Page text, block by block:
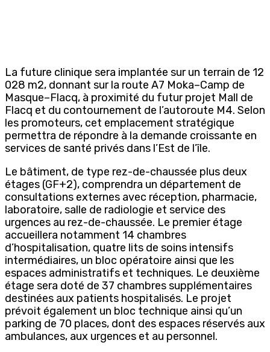
La future clinique sera implantée sur un terrain de 12
028 m2, donnant sur la route A7 Moka–Camp de
Masque–Flacq, à proximité du futur projet Mall de
Flacq et du contournement de l’autoroute M4. Selon
les promoteurs, cet emplacement stratégique
permettra de répondre à la demande croissante en
services de santé privés dans l’Est de l’île.
Le bâtiment, de type rez-de-chaussée plus deux
étages (GF+2), comprendra un département de
consultations externes avec réception, pharmacie,
laboratoire, salle de radiologie et service des
urgences au rez-de-chaussée. Le premier étage
accueillera notamment 14 chambres
d’hospitalisation, quatre lits de soins intensifs
intermédiaires, un bloc opératoire ainsi que les
espaces administratifs et techniques. Le deuxième
étage sera doté de 37 chambres supplémentaires
destinées aux patients hospitalisés. Le projet
prévoit également un bloc technique ainsi qu’un
parking de 70 places, dont des espaces réservés aux
ambulances, aux urgences et au personnel.